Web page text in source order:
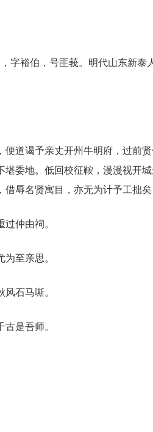
字裕伯，号匪莪。明代山东新泰
便道谒予亲丈开州牛明府，过前
堪委地。低回校征鞍，漫漫视开
辱名贤寓目，亦无为计予工拙矣
仲由祠。
至亲思。
石马嘶。
是吾师。